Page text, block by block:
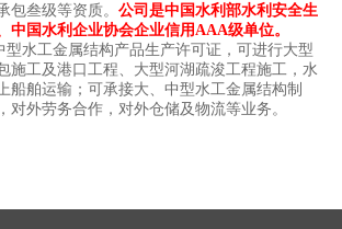
包叁级等资质。 公司是中国水利部水利安全生
中国水利企业协会企业信用AAA级单位。
水工金属结构产品生产许可证，可进行大型
施工及港口工程、大型河湖疏浚工程施工，水
船舶运输；可承接大、中型水工金属结构制
对外劳务合作，对外仓储及物流等业务。